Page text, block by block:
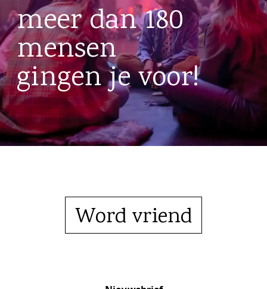
meer dan 180
mensen
gingen je voor!
Word vriend